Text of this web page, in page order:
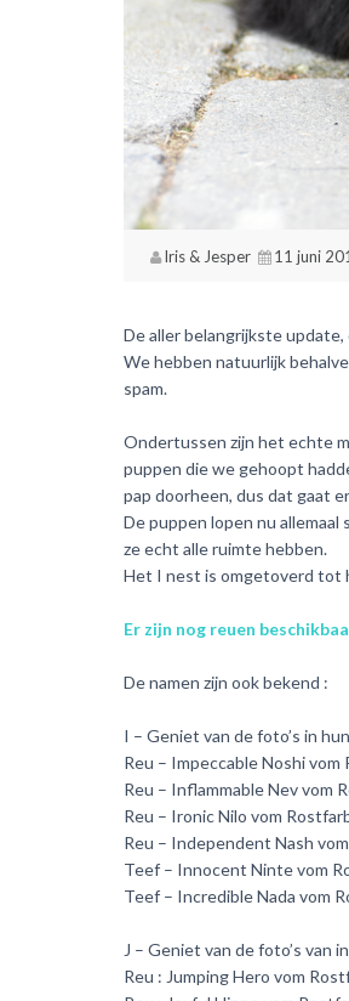
Iris & Jesper 11 juni
De aller belangrijkste
We hebben natuurlijk
spam.
Ondertussen zijn het echte
puppen die we gehoopt
pap doorheen, dus dat gaat
De puppen lopen nu
ze echt alle ruimte hebben.
Het I nest is omgetoverd tot
Er zijn nog reuen
De namen zijn ook bekend :
I – Geniet van de foto’s in hun
Reu – Impeccable Noshi vom
Reu – Inflammable Nev vom
Reu – Ironic Nilo vom
Reu – Independent Nash
Teef – Innocent Ninte vom
Teef – Incredible Nada vom
J – Geniet van de foto’s van
Reu : Jumping Hero vom